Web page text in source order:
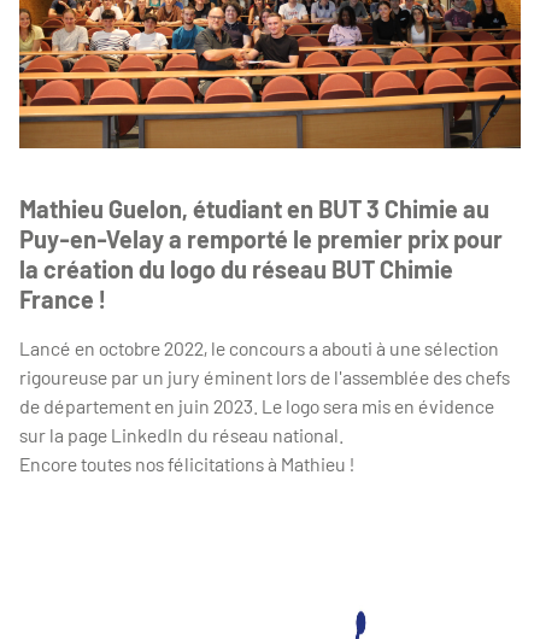
Mathieu Guelon, étudiant en BUT 3 Chimie au
Puy-en-Velay a remporté le premier prix pour
la création du logo du réseau BUT Chimie
France !
Lancé en octobre 2022, le concours a abouti à une sélection
rigoureuse par un jury éminent lors de l'assemblée des chefs
de département en juin 2023. Le logo sera mis en évidence
sur la page LinkedIn du réseau national.
Encore toutes nos félicitations à Mathieu !